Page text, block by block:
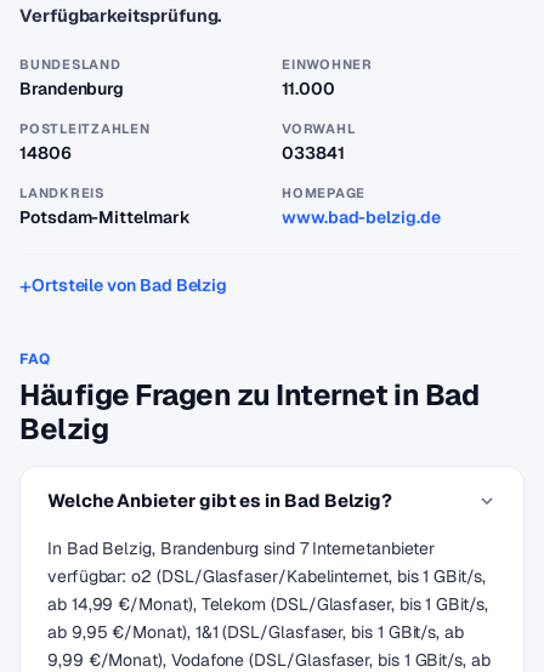
Verfügbarkeitsprüfung.
BUNDESLAND
Brandenburg
EINWOHNER
11.000
POSTLEITZAHLEN
14806
VORWAHL
033841
LANDKREIS
Potsdam-Mittelmark
HOMEPAGE
www.bad-belzig.de
Ortsteile von Bad Belzig
FAQ
Häufige Fragen zu Internet in Bad
Belzig
Welche Anbieter gibt es in Bad Belzig?
In Bad Belzig, Brandenburg sind 7 Internetanbieter
verfügbar: o2 (DSL/Glasfaser/Kabelinternet, bis 1 GBit/s,
ab 14,99 €/Monat), Telekom (DSL/Glasfaser, bis 1 GBit/s,
ab 9,95 €/Monat), 1&1 (DSL/Glasfaser, bis 1 GBit/s, ab
9,99 €/Monat), Vodafone (DSL/Glasfaser, bis 1 GBit/s, ab